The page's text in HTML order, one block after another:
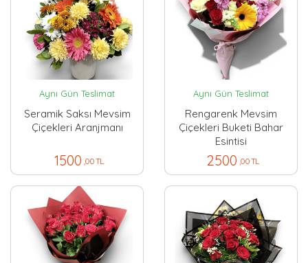
Aynı Gün Teslimat
Seramik Saksı Mevsim
Çiçekleri Aranjmanı
1500 ,00 TL
Aynı Gün Teslimat
Rengarenk Mevsim
Çiçekleri Buketi Bahar
Esintisi
2500 ,00 TL